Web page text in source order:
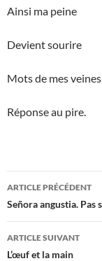
Ainsi ma peine
Devient sourire
Mots de mes veines
Réponse au pire.
Navigation
des
articles
ARTICLE PRÉCÉDENT
Señora angustia. Pas
ARTICLE SUIVANT
L’œuf et la main